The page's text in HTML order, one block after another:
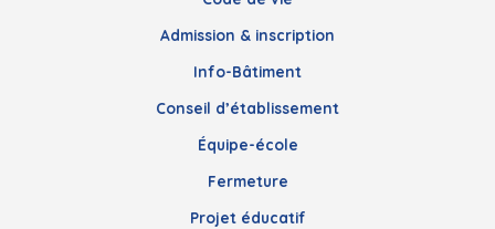
Admission & inscription
Info-Bâtiment
Conseil d’établissement
Équipe-école
Fermeture
Projet éducatif